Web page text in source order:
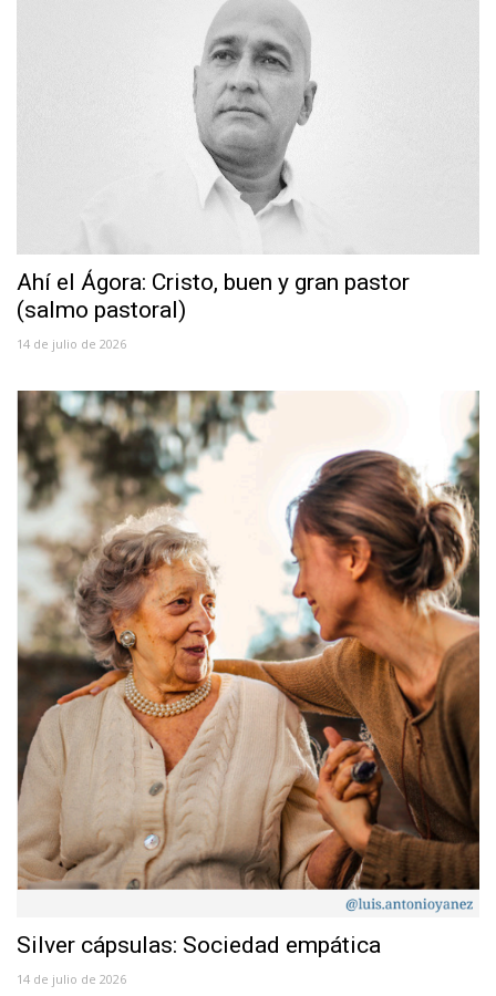
Ahí el Ágora: Cristo, buen y gran pastor
(salmo pastoral)
14 de julio de 2026
Silver cápsulas: Sociedad empática
14 de julio de 2026